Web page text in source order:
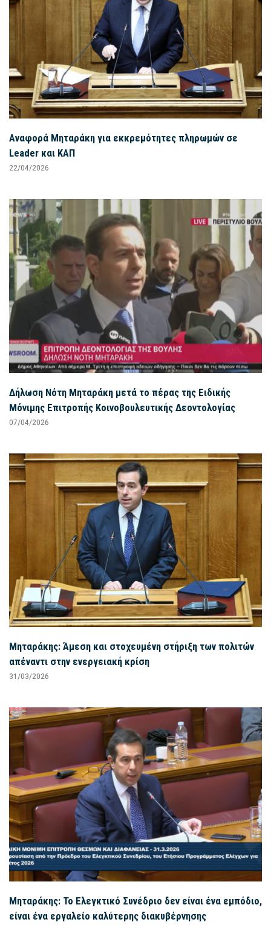
Αναφορά Μηταράκη για εκκρεμότητες πληρωμών σε
Leader και ΚΑΠ
22/04/2026
Δήλωση Νότη Μηταράκη μετά το πέρας της Ειδικής
Μόνιμης Επιτροπής Κοινοβουλευτικής Δεοντολογίας
07/04/2026
Μηταράκης: Άμεση και στοχευμένη στήριξη των πολιτών
απέναντι στην ενεργειακή κρίση
31/03/2026
Μηταράκης: Το Ελεγκτικό Συνέδριο δεν είναι ένα εμπόδιο,
είναι ένα εργαλείο καλύτερης διακυβέρνησης